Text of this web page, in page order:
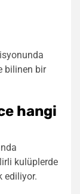
bilinen bir
hangi
kulüplerde
ediliyor.